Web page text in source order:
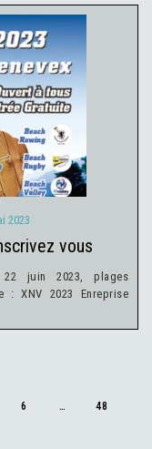
2023
2023
vous
22 juin 2023, plages
: XNV 2023 Enreprise
PAGE
6 … PAGE
48